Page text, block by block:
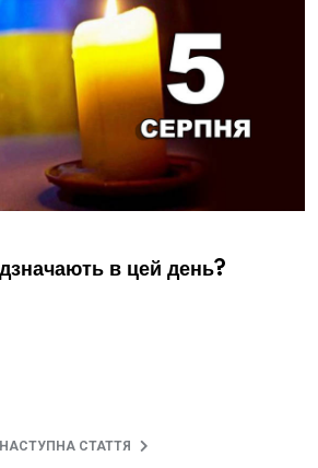
в цей день?
НАСТУПНА СТАТТЯ